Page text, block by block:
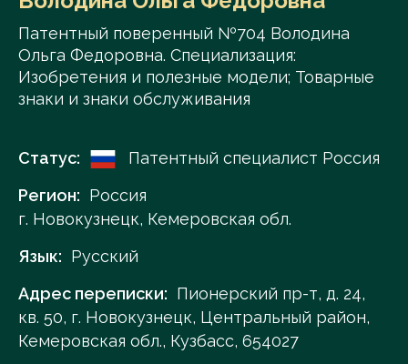
Патентный поверенный №704 Володина
Ольга Федоровна. Специализация:
Изобретения и полезные модели; Товарные
знаки и знаки обслуживания
Статус:
Патентный специалист Россия
Регион: Россия
г. Новокузнецк, Кемеровская обл.
Язык: Русский
Адрес переписки: Пионерский пр-т, д. 24,
кв. 50, г. Новокузнецк, Центральный район,
Кемеровская обл., Кузбасс, 654027